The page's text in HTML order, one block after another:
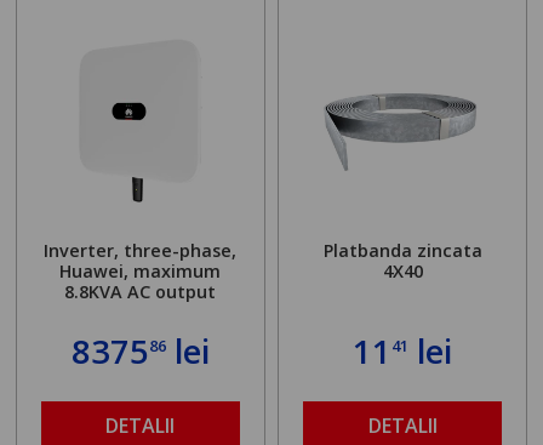
Inverter, three-phase,
Huawei, maximum
8.8KVA AC output
837586lei
DETALII
Platbanda zincata
4X40
11 41 lei
DETALII